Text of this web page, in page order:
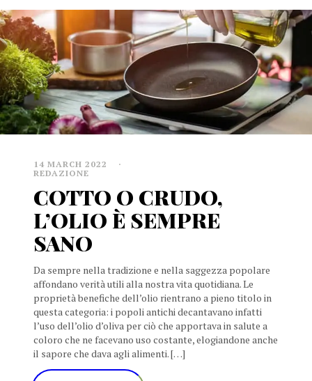
14 MARCH 2022
REDAZIONE
COTTO O CRUDO,
L’OLIO È SEMPRE
SANO
Da sempre nella tradizione e nella saggezza popolare
affondano verità utili alla nostra vita quotidiana. Le
proprietà benefiche dell’olio rientrano a pieno titolo in
questa categoria: i popoli antichi decantavano infatti
l’uso dell’olio d’oliva per ciò che apportava in salute a
coloro che ne facevano uso costante, elogiandone anche
il sapore che dava agli alimenti. […]